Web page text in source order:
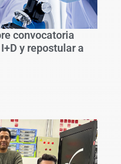
convocatoria
y repostular a